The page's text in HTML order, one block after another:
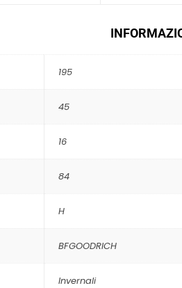
195
45
16
84
H
BFGOODRICH
Invernali